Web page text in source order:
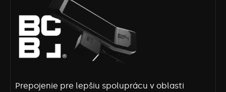
Prepojenie pre lepšiu spoluprácu v oblasti